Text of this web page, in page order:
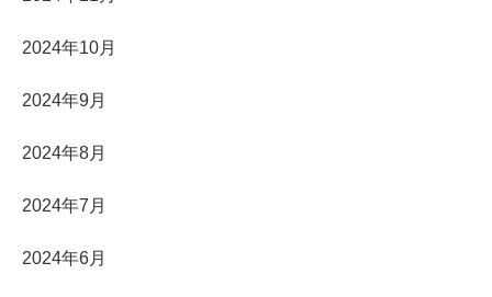
2024年10月
2024年9月
2024年8月
2024年7月
2024年6月